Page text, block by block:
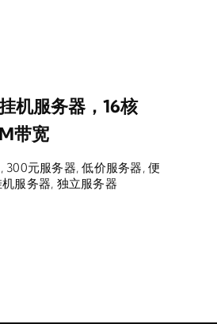
机服务器，16核
带宽
, 300元服务器,低价服务器,便
服务器, 独立服务器